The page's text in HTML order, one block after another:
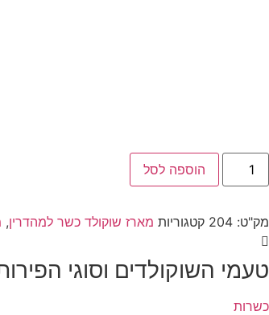
כמות
הפינוק
מארז
פרלינים,פיצוחים
ובייגלה
שוקולד
הוספה לסל
מק"ט: 204 קטגוריות מארז שוקולד כשר למהדרין,
טעמי השוקולדים וסוגי
כשרות